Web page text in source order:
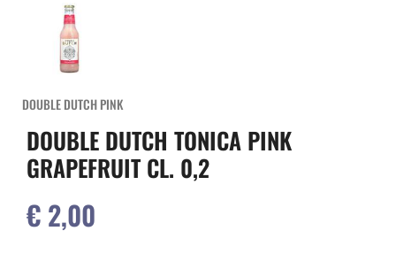
DOUBLE DUTCH PINK
DOUBLE DUTCH TONICA PINK
GRAPEFRUIT CL. 0,2
€ 2,00